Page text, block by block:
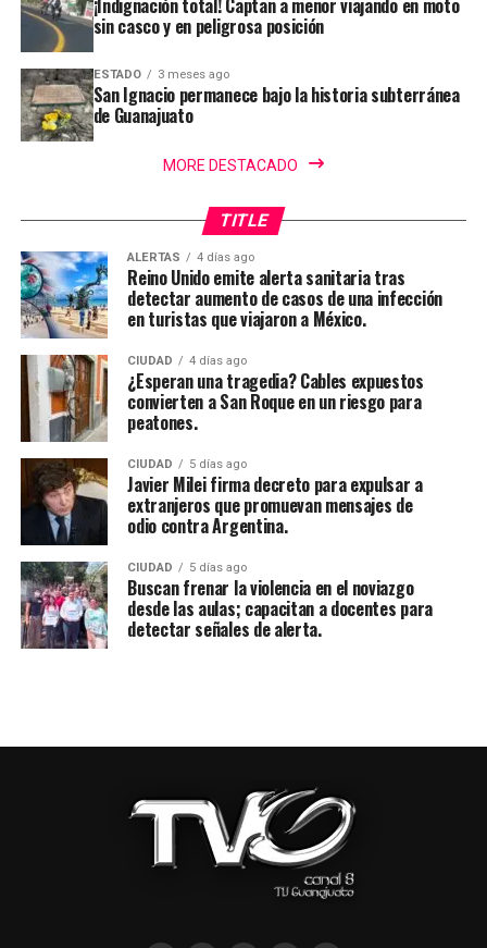
¡Indignación total! Captan a menor viajando en moto
sin casco y en peligrosa posición
ESTADO 3 meses ago
San Ignacio permanece bajo la historia subterránea
de Guanajuato
MORE DESTACADO
TITLE
ALERTAS 4 días ago
Reino Unido emite alerta sanitaria tras
detectar aumento de casos de una infección
en turistas que viajaron a México.
CIUDAD 4 días ago
¿Esperan una tragedia? Cables expuestos
convierten a San Roque en un riesgo para
peatones.
CIUDAD 5 días ago
Javier Milei firma decreto para expulsar a
extranjeros que promuevan mensajes de
odio contra Argentina.
CIUDAD 5 días ago
Buscan frenar la violencia en el noviazgo
desde las aulas; capacitan a docentes para
detectar señales de alerta.